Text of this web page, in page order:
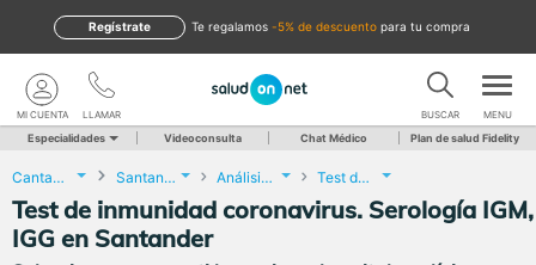
te regalamos -5% de descuento para tu compra
Regístrate
LLAMAR
MI CUENTA BUSCAR MENU
Especialidades Videoconsulta Chat Médico Plan de salud Fidelity
Cantabria Santander Análisis Clínicos Test de inmunidad coronavirus. Serología IGM, IGG
Test de inmunidad coronavirus. Serología IGM,
IGG en Santander